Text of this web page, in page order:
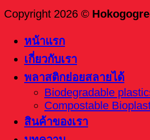
Copyright 2026 ©
หน้าแรก
เกี่ยวกับเรา
พลาสติกย่อยสลายได้
Biodegradable
Compostable
สินค้าของเรา